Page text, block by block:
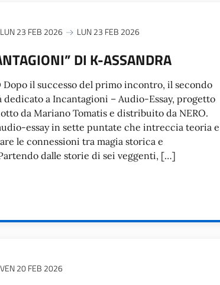
LUN 23 FEB 2026 LUN 23 FEB 2026
DI K-ASSANDRA
Dopo il successo del primo incontro, il secondo
dedicato a Incantagioni – Audio-Essay, progetto
da Mariano Tomatis e distribuito da NERO.
essay in sette puntate che intreccia teoria e
le connessioni tra magia storica e
dalle storie di sei veggenti, […]
VEN 20 FEB 2026